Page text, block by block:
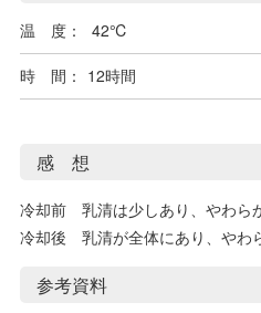
温 度： 42℃
時 間： 12時間
感 想
冷却前 乳清は少しあり、やわら
冷却後 乳清が全体にあり、やわ
参考資料